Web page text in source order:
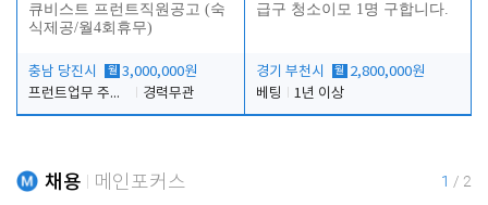
큐비스트 프런트직원공고 (숙
식제공/월4회휴무)
충남 당진시 월 3,000,000원
프런트업무 주간, 야간
경력무관
급구 청소이모 1명 구합니다.
경기 부천시 월 2,800,000원
베팅
1년 이상
채용 메인포커스 1 / 2